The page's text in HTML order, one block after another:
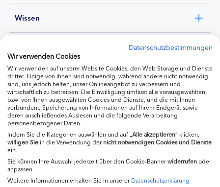
Wissen
Ernährung
Produkte
Impressum
Datenschutzbestimmungen
Wir verwenden Cookies
Wir verwenden auf unserer Website Cookies, den Web Storage und Dienste
dritter. Einige von ihnen sind notwendig, während andere nicht notwendig
sind, uns jedoch helfen, unser Onlineangebot zu verbessern und
wirtschaftlich zu betreiben. Die Einwilligung umfasst alle vorausgewählten,
bzw. von Ihnen ausgewählten Cookies und Dienste, und die mit Ihnen
verbundene Speicherung von Informationen auf Ihrem Endgerät sowie
deren anschließendes Auslesen und die folgende Verarbeitung
personenbezogener Daten.
Indem Sie die Kategorien auswählen und auf „ Alle akzeptieren“ klicken,
willigenSie in die Verwendung dernicht notwendigen Cookies und Dienste
ein.
Sie können Ihre Auswahl jederzeit über den Cookie-Bannerwiderrufenoder
anpassen.
Weitere Informationen erhalten Sie in unsererDatenschutzerklärung